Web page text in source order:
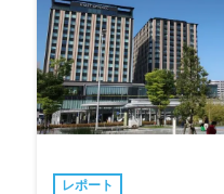
レポート